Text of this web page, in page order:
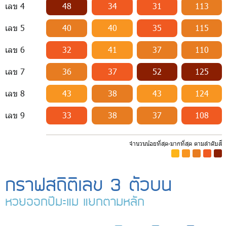
เลข 4 48 34 31 113
เลข 5 40 40 35 115
เลข 6 32 41 37 110
เลข 7 36 37 52 125
เลข 8 43 38 43 124
เลข 9 33 38 37 108
จำนวนน้อยที่สุด-มากที่สุด ตามลำดับสี
กราฟสถิติเลข 3 ตัวบน
หวยออกปีมะแม แยกตามหลัก